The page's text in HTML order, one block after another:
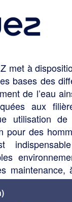
met à
bases des
de l’eau
aux
utilisation de
pour des
maintenance,
aux